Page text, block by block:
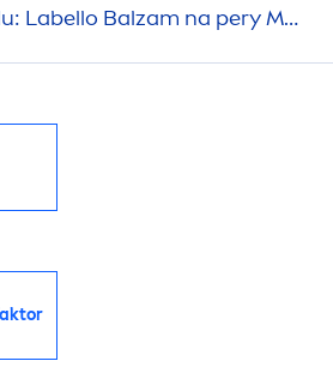
Labello Balzam na peryMen